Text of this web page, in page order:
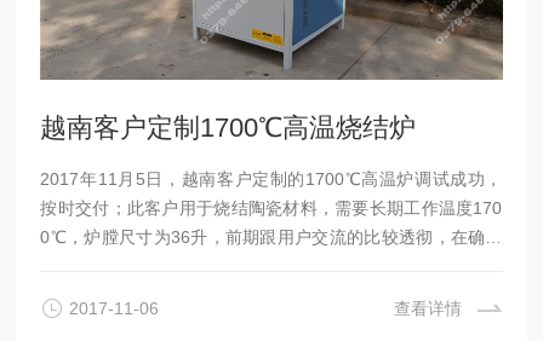
越南客户定制1700℃高温烧结炉
2017年11月5日，越南客户定制的1700℃高温炉调试成功，
按时交付；此客户用于烧结陶瓷材料，需要长期工作温度170
0℃，炉膛尺寸为36升，前期跟用户交流的比较透彻，在确定
量高温烧结炉的炉顶搭建是这台炉子的核心技术，公司采用特
殊的搭建技术和拼装结构，充分考虑1700℃使用时所产生的
2017-11-06 查看详情